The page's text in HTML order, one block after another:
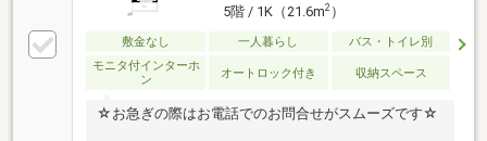
5階 / 1K（21.6m2）
敷金なし 一人暮らし
バス・トイレ別
モニタ付インターホ
ン
オートロック付き 収納スペース
☆お急ぎの際はお電話でのお問合せがスムーズです☆